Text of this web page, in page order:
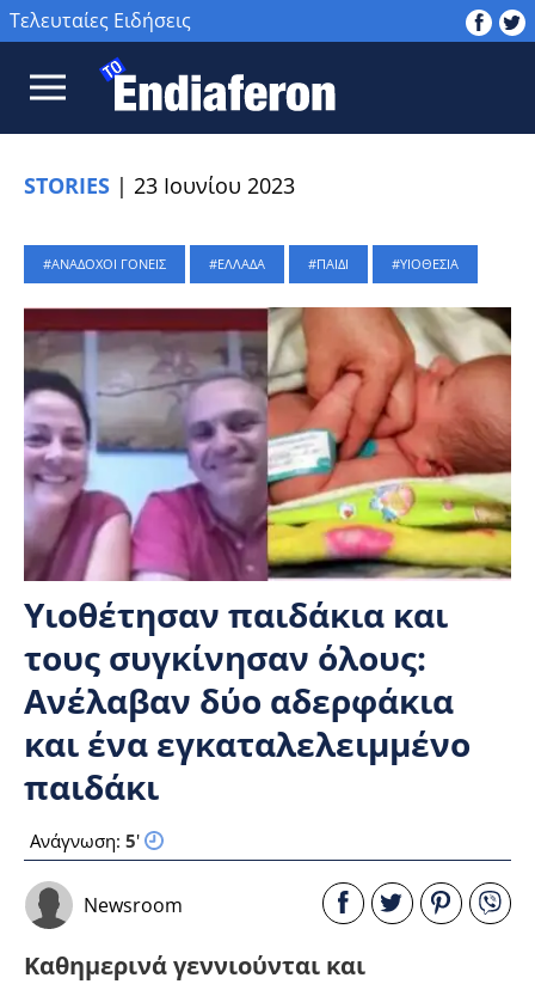
Τελευταίες Ειδήσεις
STORIES | 23 Ιουνίου 2023
ΑΝΑΔΟΧΟΙ ΓΟΝΕΙΣ ΕΛΛΑΔΑ ΠΑΙΔΙ ΥΙΟΘΕΣΙΑ
Υιοθέτησαν παιδάκια και
τους συγκίνησαν όλους:
Ανέλαβαν δύο αδερφάκια
και ένα εγκαταλελειμμένο
παιδάκι
Ανάγνωση: 5'
Newsroom
Καθημερινά γεννιούνται και